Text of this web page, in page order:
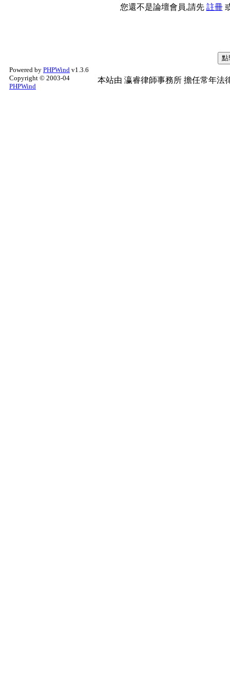
您還不是論壇會員,請先 註冊
Powered by PHPWind v1.3.6
Copyright © 2003-04
PHPWind
本站由 瀛睿律師事務所 擔任常年法